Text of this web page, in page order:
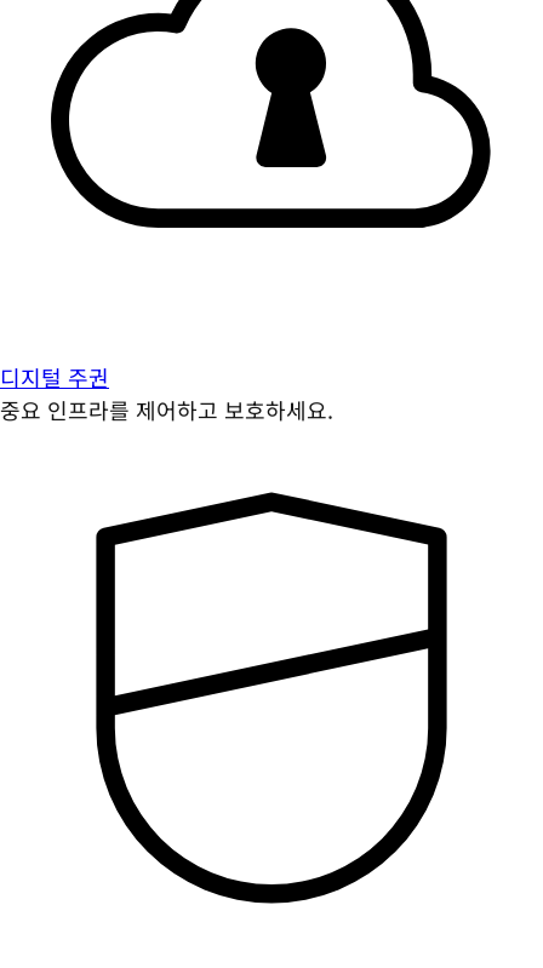
디지털 주권
중요 인프라를 제어하고 보호하세요.